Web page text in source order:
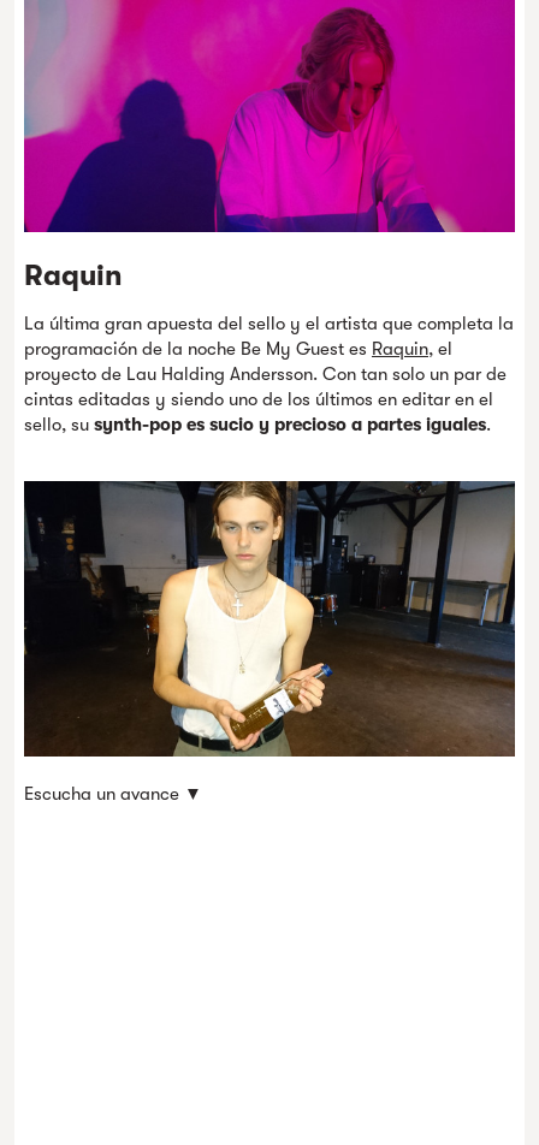
Raquin
La última gran apuesta del sello y el artista que completa la
programación de la noche Be My Guest es Raquin, el
proyecto de Lau Halding Andersson. Con tan solo un par de
cintas editadas y siendo uno de los últimos en editar en el
sello, su synth-pop es sucio y precioso a partes iguales.
Escucha un avance ▼